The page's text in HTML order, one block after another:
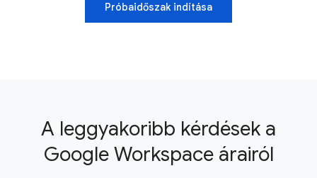
Próbaidőszak indítása
A leggyakoribb kérdések a
Google Workspace árairól